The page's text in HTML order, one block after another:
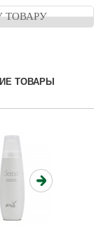
ТОВАРУ
ТОВАРЫ